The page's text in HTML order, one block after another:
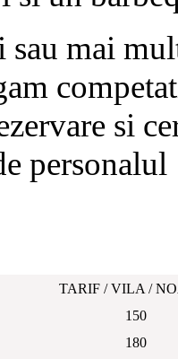
sau mai
si
personalul
TARIF / VILA /
150
180